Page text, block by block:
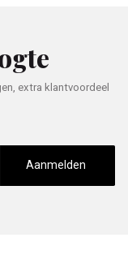
extra klantvoordeel
Aanmelden